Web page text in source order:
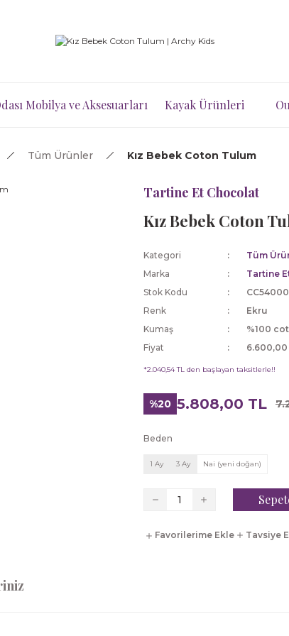
Mobilya ve Aksesuarları Kayak Ürünleri
Tüm Ürünler Kız Bebek Coton Tulum
Tartine Et Chocolat
Kız Bebek Coton
Kategori Tüm
Marka
Tartine
Stok Kodu
Renk
Ekru
Kumaş
%100
Fiyat
6.600,00
*2.040,54 TL den başlayan taksitlerle!!
%20 5.808,00 TL
Beden
1 Ay 3 Ay Nai (yeni doğan)
Tavsiye